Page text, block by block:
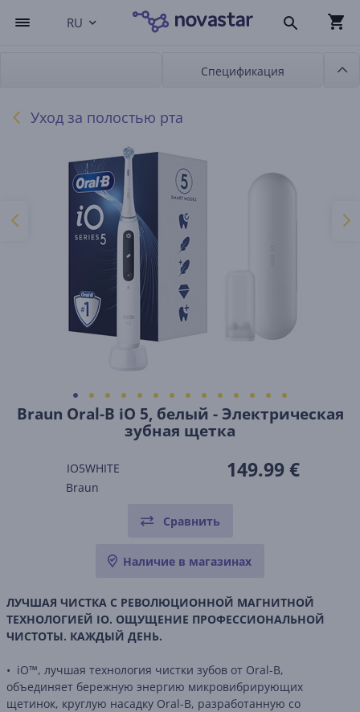
RU
Спецификация
Уход за полостью рта
Braun Oral-B iO 5, белый - Электрическая
зубная щетка
IO5WHITE
Braun
149.99 €
Сравнить
Наличие в магазинах
ЛУЧШАЯ ЧИСТКА С РЕВОЛЮЦИОННОЙ МАГНИТНОЙ
ТЕХНОЛОГИЕЙ IO. ОЩУЩЕНИЕ ПРОФЕССИОНАЛЬНОЙ
ЧИСТОТЫ. КАЖДЫЙ ДЕНЬ.
• iO™, лучшая технология чистки зубов от Oral-B,
объединяет бережную энергию микровибрирующих
щетинок, круглую насадку Oral-B, разработанную со